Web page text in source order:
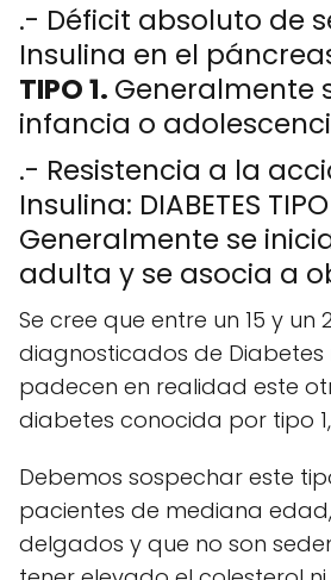
.- Déficit absoluto de
Insulina en el
TIPO 1. Generalmente
infancia o
.- Resistencia a la
Insulina: DIABETES
Generalmente se
adulta y se asocia a
Se cree que entre un 15 y un
diagnosticados de Diabetes
padecen en realidad este
diabetes conocida por tipo
Debemos sospechar este
pacientes de mediana
delgados y que no son